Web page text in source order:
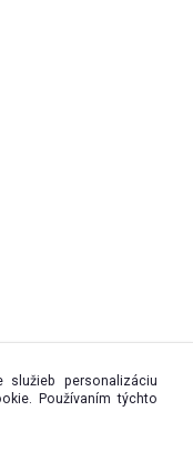
služieb personalizáciu
Používaním týchto